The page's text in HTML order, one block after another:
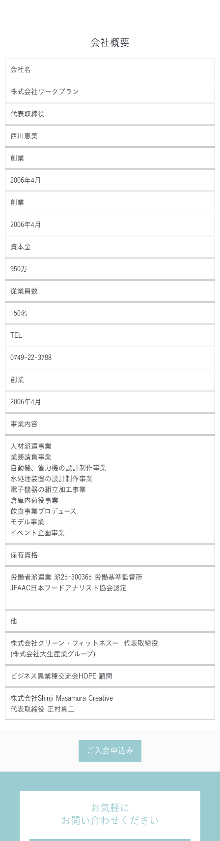
会社概要
会社名
株式会社ワークプラン
代表取締役
西川恵美
創業
2006年4月
創業
2006年4月
資本金
950万
従業員数
150名
TEL
0749-22-3788
創業
2006年4月
事業内容
人材派遣事業
業務請負事業
自動機、省力機の設計制作事業
水処理装置の設計制作事業
電子機器の組立加工事業
倉庫内荷役事業
飲食事業プロデュース
モデル事業
イベント企画事業
保有資格
労働者派遣業 派25-300365 労働基準監督所
JFAAC日本フードアナリスト協会認定
他
株式会社クリーン・フィットネスー 代表取締役
(株式会社大生産業グループ)
ビジネス異業種交流会HOPE 顧問
株式会社Shinji Masamura Creative
代表取締役 正村真二
ご入会申込み
お気軽に
お問い合わせください